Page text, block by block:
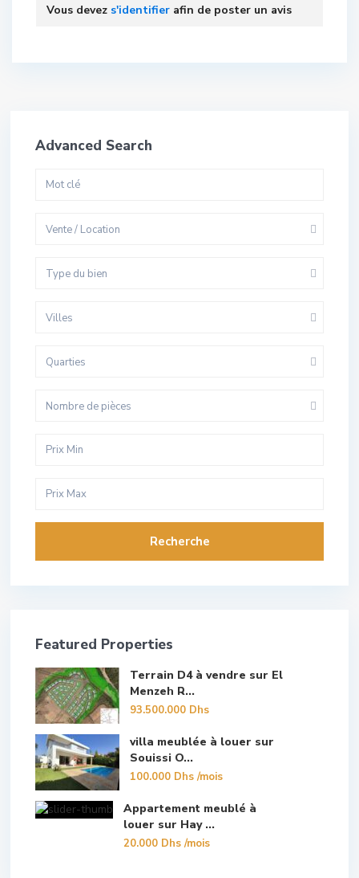
Vous devez s'identifier afin de poster un avis
Advanced Search
Vente / Location
Type du bien
Villes
Quarties
Nombre de pièces
Recherche
Featured Properties
Terrain D4 à vendre sur El
Menzeh R...
93.500.000 Dhs
villa meublée à louer sur
Souissi O...
100.000 Dhs/mois
Appartement meublé à
louer sur Hay ...
20.000 Dhs/mois